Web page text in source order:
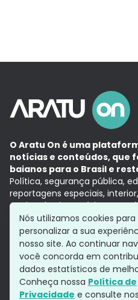
O Aratu On é uma
notícias e conteúdos, que
baianos para o Brasil e
Política, segurança pública,
reportagens especiais,
Aqui, tudo vira notícia e a
com a credibilidade do
Grupo Aratu
Política de
Siga-nos
Nós utilizamos cookies
personalizar a sua
nosso site. Ao continuar
você concorda em
dados estatísticos de
Conheça nossa Política de
Privacidade e consulte